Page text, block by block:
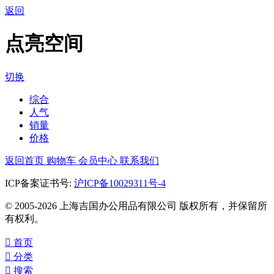
返回
点亮空间
切换
综合
人气
销量
价格
返回首页 购物车 会员中心 联系我们
ICP备案证书号: 沪ICP备10029311号-4
© 2005-2026 上海吉国办公用品有限公司 版权所有，并保留所
有权利。
 首页
 分类
 搜索